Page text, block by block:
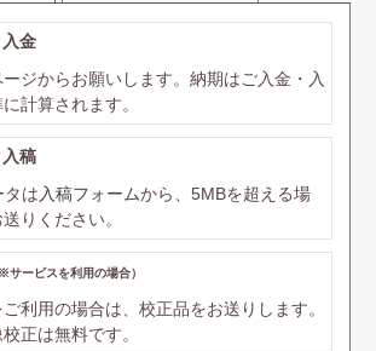
金
ジからお願いします。納期はご入金・入
計算されます。
稿
タは 入稿フォームから、5MBを超える場
りください。
※サービスを利用の場合）
利用の場合は、校正品をお送りします。
正は無料です。